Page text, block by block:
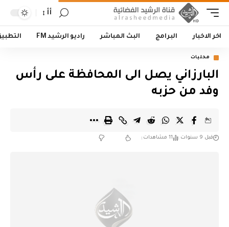
أأ
اخر الاخبار البرامج البث المباشر راديو الرشيد FM
محليات
البارزاني يصل الى المحافظة على رأس
وفد من حزبه
قبل 9 سنوات 11 مشاهدات